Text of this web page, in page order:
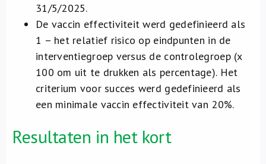
31/5/2025.
De vaccin effectiviteit werd gedefinieerd als
1 – het relatief risico op eindpunten in de
interventiegroep versus de controlegroep (x
100 om uit te drukken als percentage). Het
criterium voor succes werd gedefinieerd als
een minimale vaccin effectiviteit van 20%.
Resultaten in het kort